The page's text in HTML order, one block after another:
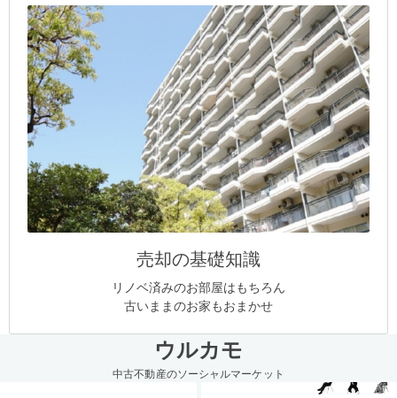
売却の基礎知識
リノベ済みのお部屋はもちろん
古いままのお家もおまかせ
ウルカモ
中古不動産のソーシャルマーケット